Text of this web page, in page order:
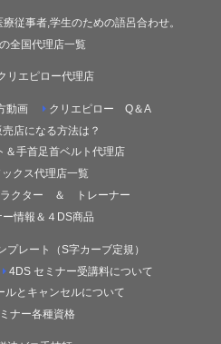
療従事者,学生のための語呂合わせ。
全国代理店一覧
リエピロー代理店
動画
クリエピロー Q＆A
店になる方法は？
＆手首足首ベルト代理店
クス代理店一覧
ラクター ＆ トレーナー
ー情報＆４DS商品
プレート（S字カーブ定規）
4DS セミナー受講料について
ルとキャンセルについて
ナー各種資格